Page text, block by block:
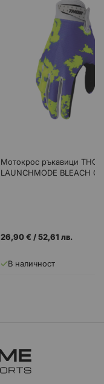
Mотокрос ръкавици THOR
LAUNCHMODE BLEACH
26,90 € /52,61 лв.
В наличност